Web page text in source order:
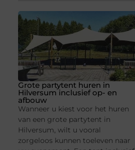
Grote partytent huren in
Hilversum inclusief op- en
afbouw
Wanneer u kiest voor het huren
van een grote partytent in
Hilversum, wilt u vooral
zorgeloos kunnen toeleven naar